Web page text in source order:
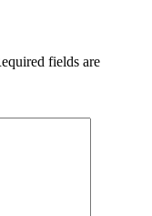
fields are